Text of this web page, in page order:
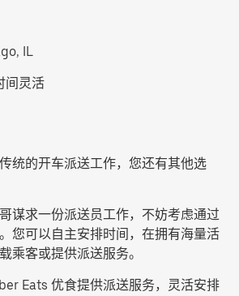
IL
间灵活
统的开车派送工作，您还有其他选
谋求一份派送员工作，不妨考虑通过
您可以自主安排时间，在拥有海量活
乘客或提供派送服务。
Eats 优食提供派送服务，灵活安排